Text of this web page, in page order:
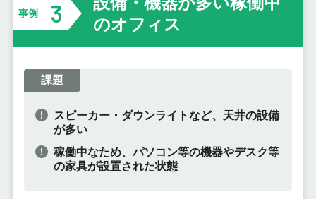
事例 3
のオフィス
課題
スピーカー・ダウンライトなど、天井の設備
が多い
稼働中なため、パソコン等の機器やデスク等
の家具が設置された状態